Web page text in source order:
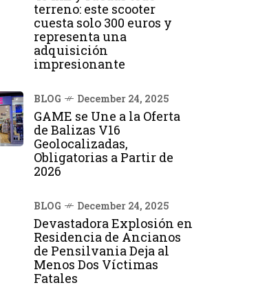
terreno: este scooter
cuesta solo 300 euros y
representa una
adquisición
impresionante
BLOG December 24, 2025
GAME se Une a la Oferta
de Balizas V16
Geolocalizadas,
Obligatorias a Partir de
2026
BLOG December 24, 2025
Devastadora Explosión en
Residencia de Ancianos
de Pensilvania Deja al
Menos Dos Víctimas
Fatales